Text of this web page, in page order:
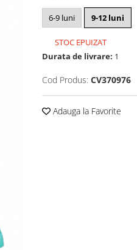
6-9 luni 9-12 luni
STOC EPUIZAT
Durata de livrare: 1
Cod Produs: CV370976
Adauga la Favorite